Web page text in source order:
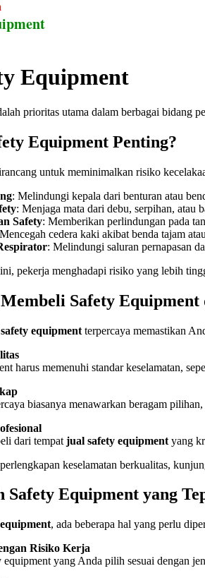
Equipment
prioritas utama dalam berbagai bidang
Equipment Penting?
untuk meminimalkan risiko
: Melindungi kepala dari benturan atau
: Menjaga mata dari debu, serpihan, atau
Safety: Memberikan perlindungan pada
cedera kaki akibat benda tajam
: Melindungi saluran pernapasan
pekerja menghadapi risiko yang lebih
Safety Equipment
equipment terpercaya memastikan
harus memenuhi standar keselamatan,
biasanya menawarkan beragam
dari tempat jual safety equipment yang
keselamatan berkualitas,
Equipment yang
, ada beberapa hal yang perlu
Risiko Kerja
equipment yang Anda pilih sesuai dengan